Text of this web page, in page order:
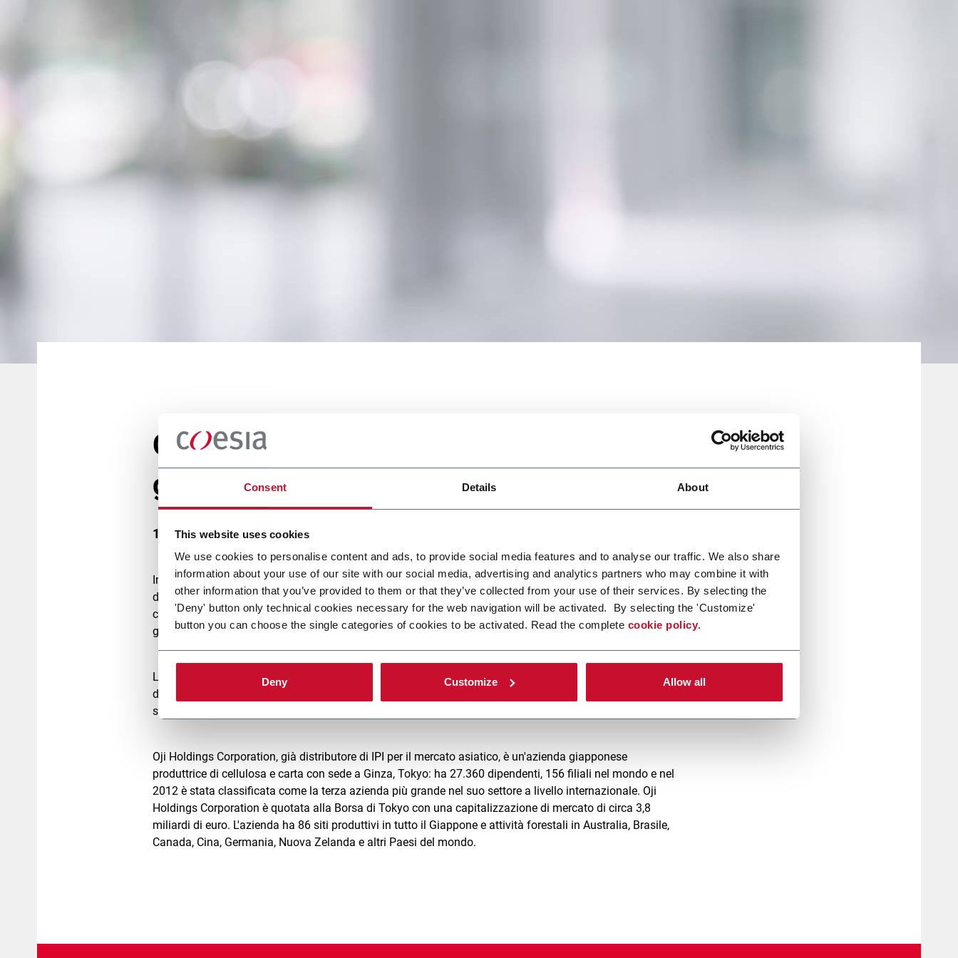
Consent Details About
This website uses cookies
We use cookies to personalise content and ads, to provide social media features and to analyse our traffic. We also share
information about your use of our site with our social media, advertising and analytics partners who may combine it with
other information that you’ve provided to them or that they’ve collected from your use of their services. By selecting the
'Deny' button only technical cookies necessary for the web navigation will be activated. By selecting the 'Customize'
button you can choose the single categories of cookies to be activated. Read the complete cookie policy.
Deny Customize Allow all
Coesia finalizza la vendita di IPI alla
giapponese Oji Holdings Corporation
10 Maggio 2023
In data 10 maggio 2023 Coesia ha finalizzato l’accordo con Oji Holdings Corporation, leader nel settore
della cellulosa e della carta in Giappone, per la vendita di IPI, leader nel settore degli imballaggi in
cartone asettico per l’industria delle bevande e degli alimenti liquidi con sede a San Sisto (Perugia),
garantendo la salvaguardia e la tutela delle risorse umane.
La tecnologia e il know how di IPI rappresentano una importante leva per lo sviluppo di Oji nel settore
della carta, in particolare nel settore delle soluzioni di carta asettica. Oji e IPI stanno già lavorando
sinergicamente per espandere il business a livello globale.
Oji Holdings Corporation, già distributore di IPI per il mercato asiatico, è un'azienda giapponese
produttrice di cellulosa e carta con sede a Ginza, Tokyo: ha 27.360 dipendenti, 156 filiali nel mondo e nel
2012 è stata classificata come la terza azienda più grande nel suo settore a livello internazionale. Oji
Holdings Corporation è quotata alla Borsa di Tokyo con una capitalizzazione di mercato di circa 3,8
miliardi di euro. L'azienda ha 86 siti produttivi in tutto il Giappone e attività forestali in Australia, Brasile,
Canada, Cina, Germania, Nuova Zelanda e altri Paesi del mondo.